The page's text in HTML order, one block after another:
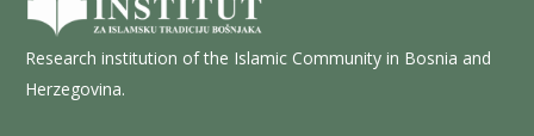
Research institution of the Islamic Community in Bosnia and
Herzegovina.